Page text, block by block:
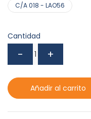
C/A 018 - LAO56
Cantidad
Añadir al carrito